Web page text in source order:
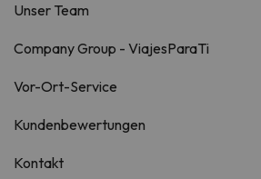
Unser Team
Company Group - ViajesParaTi
Vor-Ort-Service
Kundenbewertungen
Kontakt